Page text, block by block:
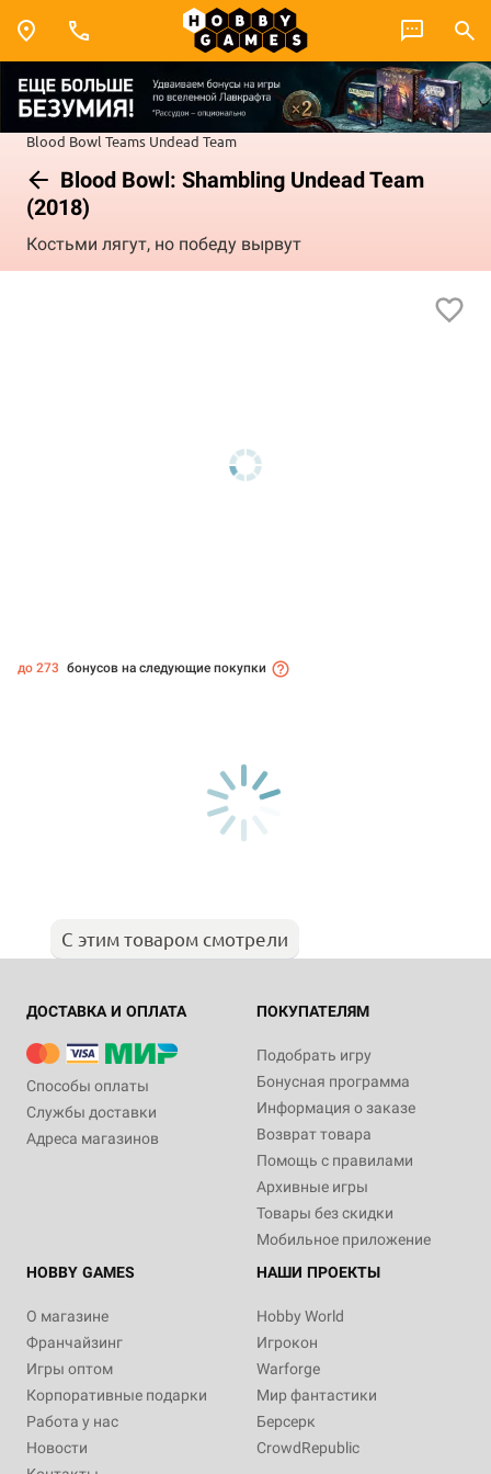
Blood Bowl Teams Undead Team
Blood Bowl: Shambling Undead Team
(2018)
Костьми лягут, но победу вырвут
до 273 бонусов на следующие покупки
С этим товаром смотрели
ДОСТАВКА И ОПЛАТА
Способы оплаты
Службы доставки
Адреса магазинов
ПОКУПАТЕЛЯМ
Подобрать игру
Бонусная программа
Информация о заказе
Возврат товара
Помощь с правилами
Архивные игры
Товары без скидки
Мобильное приложение
HOBBY GAMES
О магазине
Франчайзинг
Игры оптом
Корпоративные подарки
Работа у нас
Новости
НАШИ ПРОЕКТЫ
Hobby World
Игрокон
Warforge
Мир фантастики
Берсерк
CrowdRepublic